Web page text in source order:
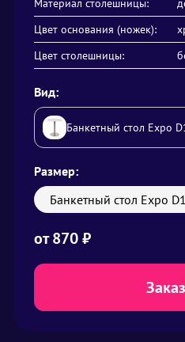
Материал столешницы:
Цвет основания (ножек):
Цвет столешницы:
Вид:
Банкетный стол Expo
Размер:
Банкетный стол Expo
от870₽